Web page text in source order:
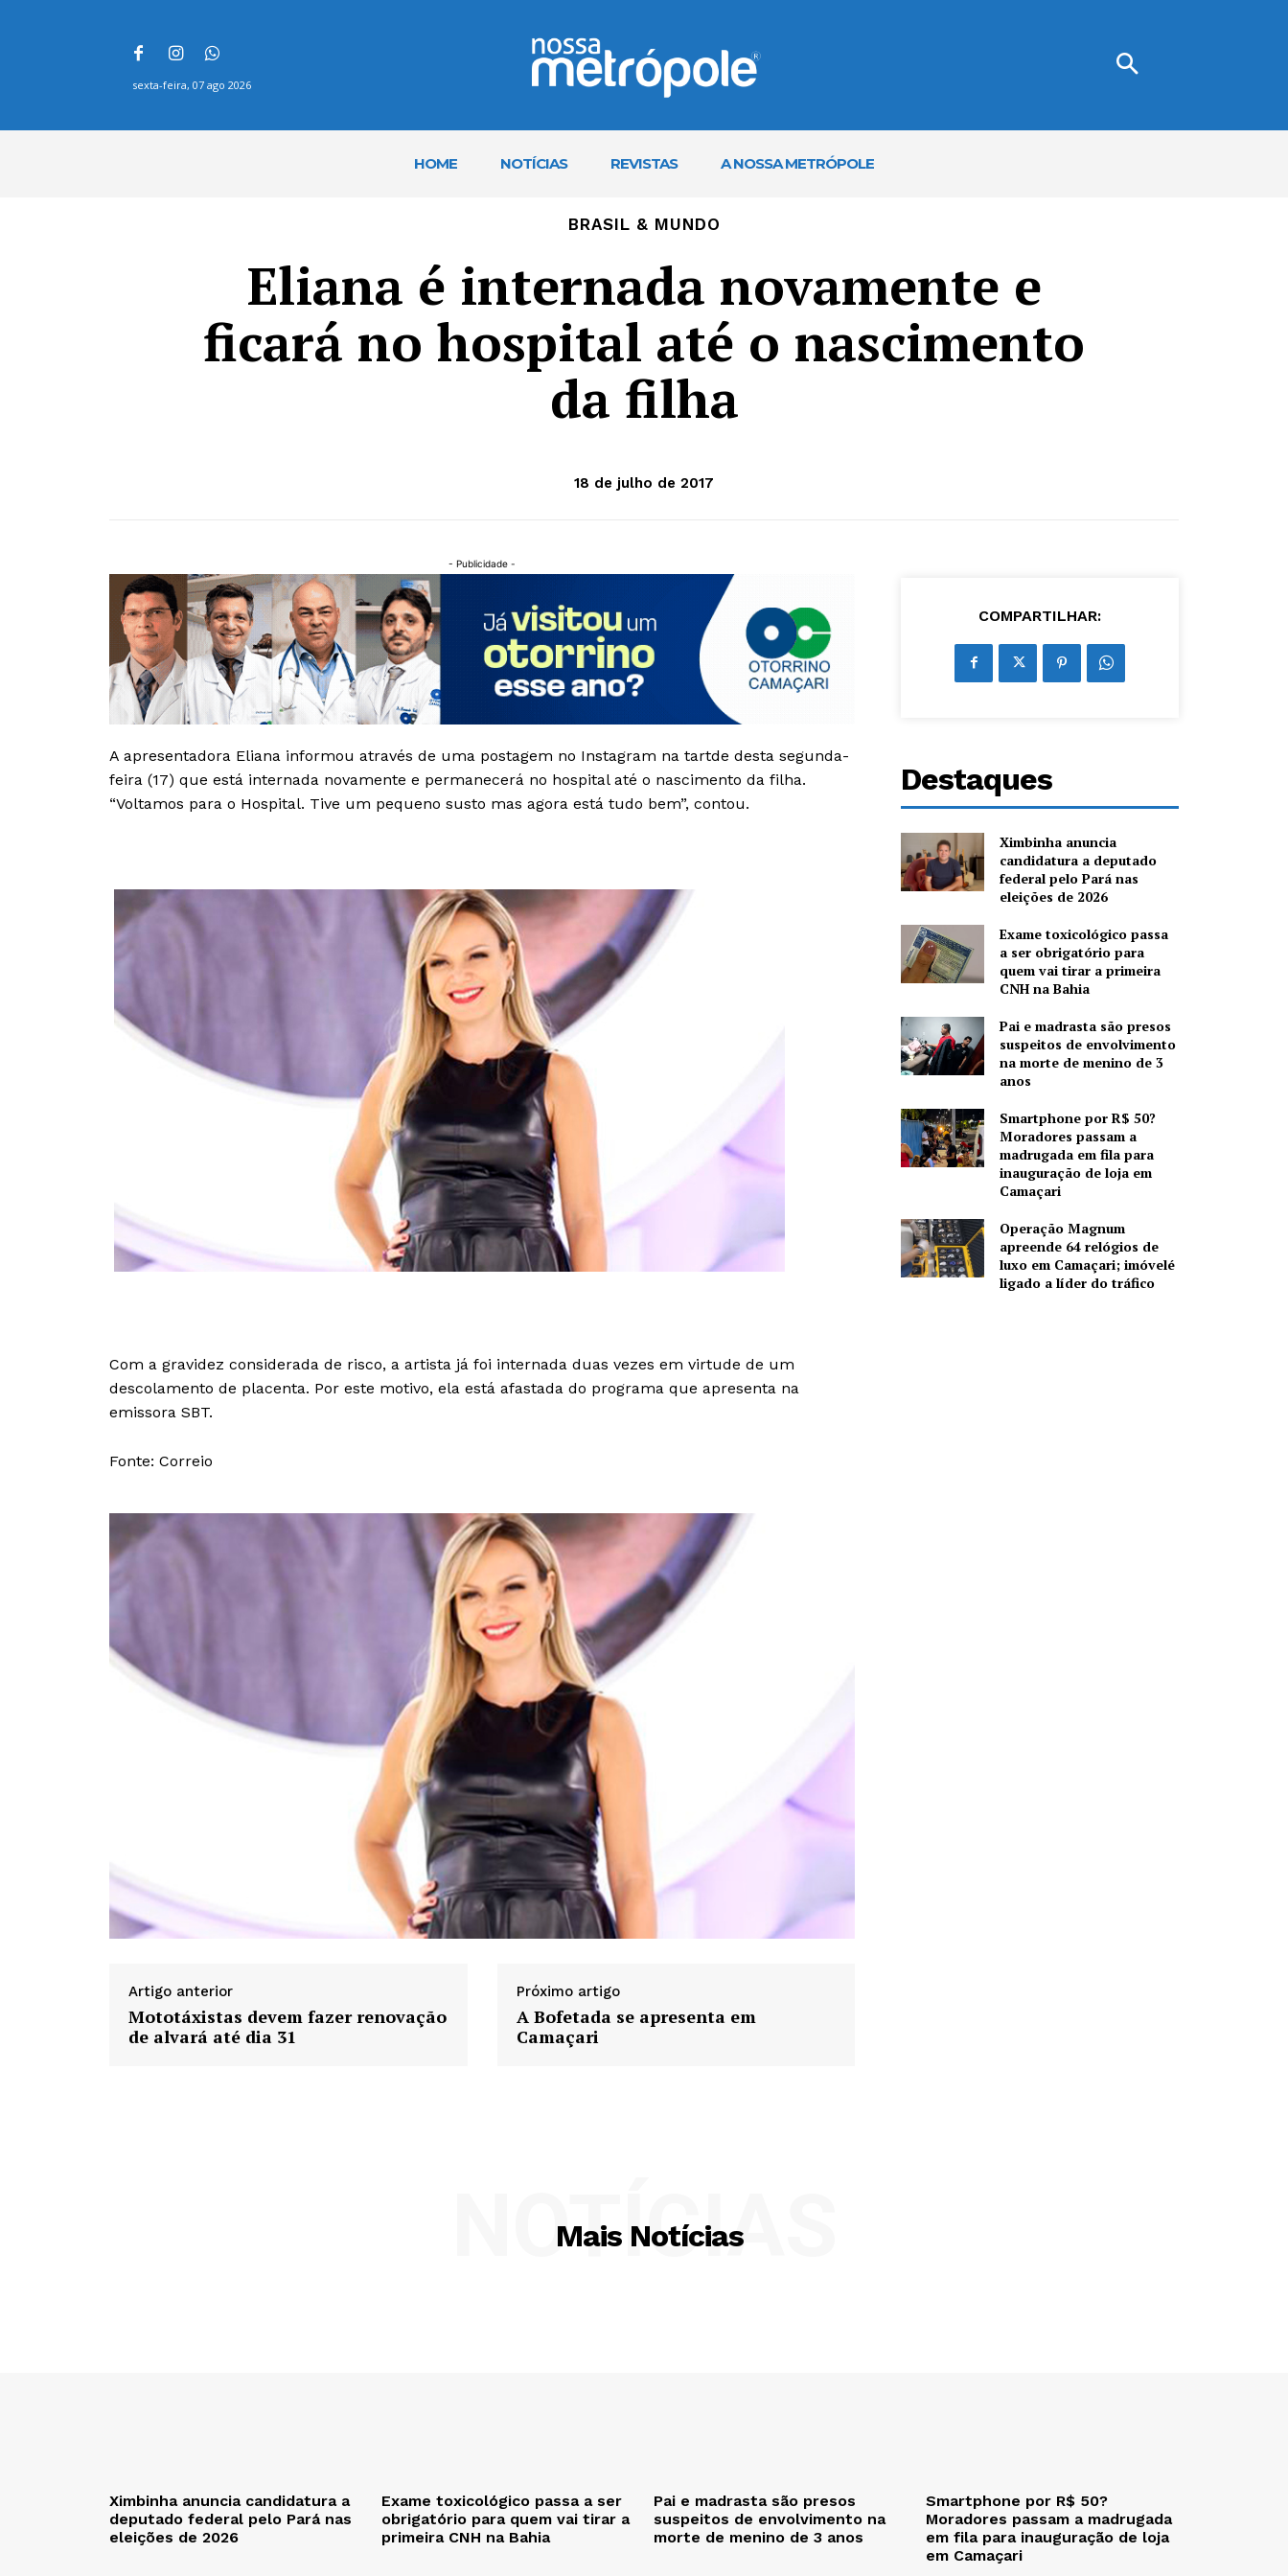
sexta-feira, 07 ago 2026
HOME NOTÍCIAS REVISTAS A NOSSA METRÓPOLE
BRASIL & MUNDO
Eliana é internada novamente e
ficará no hospital até o nascimento
da filha
18 de julho de 2017
- Publicidade -
A apresentadora Eliana informou através de uma postagem no Instagram na tartde desta segunda-
feira (17) que está internada novamente e permanecerá no hospital até o nascimento da filha.
“Voltamos para o Hospital. Tive um pequeno susto mas agora está tudo bem”, contou.
Com a gravidez considerada de risco, a artista já foi internada duas vezes em virtude de um
descolamento de placenta. Por este motivo, ela está afastada do programa que apresenta na
emissora SBT.
Fonte: Correio
Artigo anterior
Mototáxistas devem fazer renovação
de alvará até dia 31
Próximo artigo
A Bofetada se apresenta em
Camaçari
COMPARTILHAR:
Destaques
Ximbinha anuncia
candidatura a deputado
federal pelo Pará nas
eleições de 2026
Exame toxicológico passa
a ser obrigatório para
quem vai tirar a primeira
CNH na Bahia
Pai e madrasta são presos
suspeitos de envolvimento
na morte de menino de 3
anos
Smartphone por R$ 50?
Moradores passam a
madrugada em fila para
inauguração de loja em
Camaçari
Operação Magnum
apreende 64 relógios de
luxo em Camaçari; imóvelé
ligado a líder do tráfico
Mais Notícias
NOTÍCIAS
Ximbinha anuncia candidatura a
deputado federal pelo Pará nas
eleições de 2026
Exame toxicológico passa a ser
obrigatório para quem vai tirar a
primeira CNH na Bahia
Pai e madrasta são presos
suspeitos de envolvimento na
morte de menino de 3 anos
Smartphone por R$ 50?
Moradores passam a madrugada
em fila para inauguração de loja
em Camaçari